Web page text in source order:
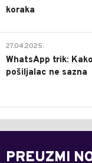
koraka
27.04.2025.
WhatsApp trik:
pošiljalac ne sazna
PREUZMI